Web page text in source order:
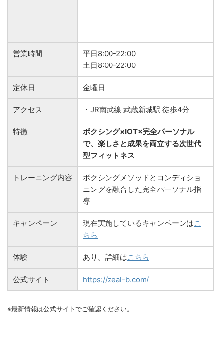
営業時間
平日8:00-22:00
土日8:00-22:00
定休日 金曜日
アクセス ・JR南武線 武蔵新城駅 徒歩4分
特徴
ボクシング×IOT×完全パーソナル
で、楽しさと成果を両立する次世代
型フィットネス
トレーニング内容
ボクシングメソッドとコンディショ
ニングを融合した完全パーソナル指
導
キャンペーン 現在実施しているキャンペーンはこ
ちら
体験 あり。詳細はこちら
公式サイト https://zeal-b.com/
※最新情報は公式サイトでご確認ください。